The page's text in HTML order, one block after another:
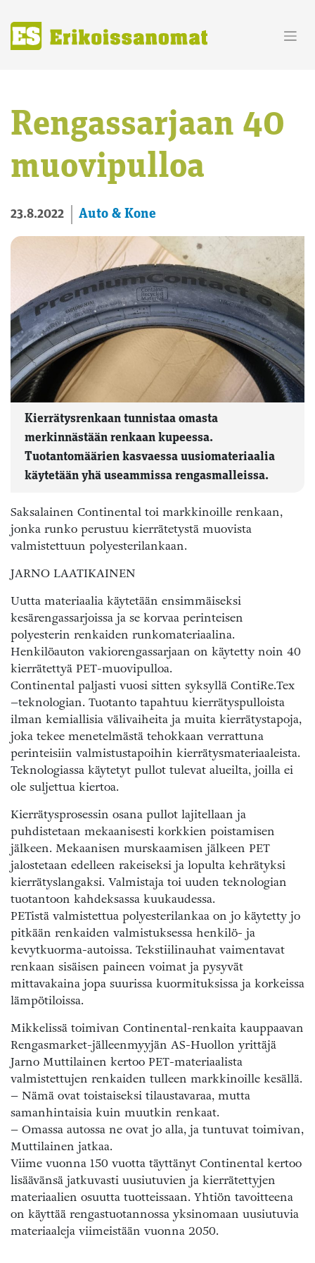
content
Rengassarjaan 40
muovipulloa
23.8.2022 Auto & Kone
Kierrätysrenkaan tunnistaa omasta
merkinnästään renkaan kupeessa.
Tuotantomäärien kasvaessa uusiomateriaalia
käytetään yhä useammissa rengasmalleissa.
Saksalainen Continental toi markkinoille renkaan,
jonka runko perustuu kierrätetystä muovista
valmistettuun polyesterilankaan.
JARNO LAATIKAINEN
Uutta materiaalia käytetään ensimmäiseksi
kesärengassarjoissa ja se korvaa perinteisen
polyesterin renkaiden runkomateriaalina.
Henkilöauton vakiorengassarjaan on käytetty noin 40
kierrätettyä PET-muovipulloa.
Continental paljasti vuosi sitten syksyllä ContiRe.Tex
–teknologian. Tuotanto tapahtuu kierrätyspulloista
ilman kemiallisia välivaiheita ja muita kierrätystapoja,
joka tekee menetelmästä tehokkaan verrattuna
perinteisiin valmistustapoihin kierrätysmateriaaleista.
Teknologiassa käytetyt pullot tulevat alueilta, joilla ei
ole suljettua kiertoa.
Kierrätysprosessin osana pullot lajitellaan ja
puhdistetaan mekaanisesti korkkien poistamisen
jälkeen. Mekaanisen murskaamisen jälkeen PET
jalostetaan edelleen rakeiseksi ja lopulta kehrätyksi
kierrätyslangaksi. Valmistaja toi uuden teknologian
tuotantoon kahdeksassa kuukaudessa.
PETistä valmistettua polyesterilankaa on jo käytetty jo
pitkään renkaiden valmistuksessa henkilö- ja
kevytkuorma-autoissa. Tekstiilinauhat vaimentavat
renkaan sisäisen paineen voimat ja pysyvät
mittavakaina jopa suurissa kuormituksissa ja korkeissa
lämpötiloissa.
Mikkelissä toimivan Continental-renkaita kauppaavan
Rengasmarket-jälleenmyyjän AS-Huollon yrittäjä
Jarno Muttilainen kertoo PET-materiaalista
valmistettujen renkaiden tulleen markkinoille kesällä.
– Nämä ovat toistaiseksi tilaustavaraa, mutta
samanhintaisia kuin muutkin renkaat.
– Omassa autossa ne ovat jo alla, ja tuntuvat toimivan,
Muttilainen jatkaa.
Viime vuonna 150 vuotta täyttänyt Continental kertoo
lisäävänsä jatkuvasti uusiutuvien ja kierrätettyjen
materiaalien osuutta tuotteissaan. Yhtiön tavoitteena
on käyttää rengastuotannossa yksinomaan uusiutuvia
materiaaleja viimeistään vuonna 2050.